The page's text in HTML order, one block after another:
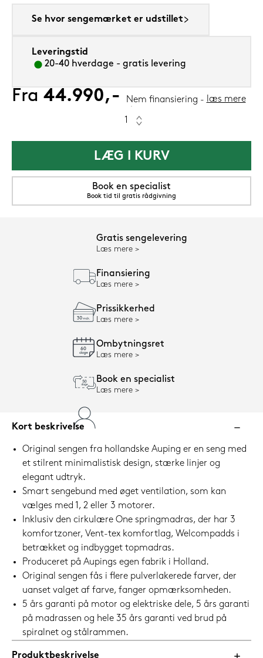
Se hvor sengemærket er udstillet
Leveringstid
20-40 hverdage - gratis levering
Fra 44.990,- Nem finansiering læs mere
LÆG I KURV
Book en specialist
Book tid til gratis rådgivning
Gratis sengelevering
Læs mere
Finansiering
Læs mere
Prissikkerhed
Læs mere
Ombytningsret
Læs mere
Book en specialist
Læs mere
Kort beskrivelse
Original sengen fra hollandske Auping er en seng med
et stilrent minimalistisk design, stærke linjer og
elegant udtryk.
Smart sengebund med øget ventilation, som kan
vælges med 1, 2 eller 3 motorer.
Inklusiv den cirkulære One springmadras, der har 3
komfortzoner, Vent-tex komfortlag, Welcompadds i
betrækket og indbygget topmadras.
Produceret på Aupings egen fabrik i Holland.
Original sengen fås i flere pulverlakerede farver, der
uanset valget af farve, fanger opmærksomheden.
5 års garanti på motor og elektriske dele, 5 års garanti
på madrassen og hele 35 års garanti ved brud på
spiralnet og stålrammen.
Produktbeskrivelse